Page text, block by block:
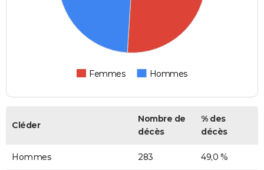
Femmes Hommes
Cléder
Nombre de
décès
% des
décès
Hommes 283 49,0 %